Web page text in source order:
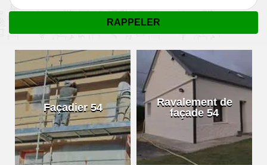
Façadier 54
Ravalement de
façade 54